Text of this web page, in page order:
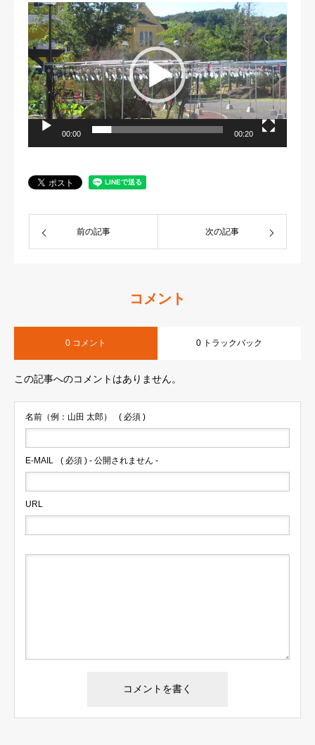
動
画
プ
レ
ー
ヤ
ー
00:00 00:20
前の記事 次の記事
コメント
0 コメント 0 トラックバック
この記事へのコメントはありません。
名前（例：山田 太郎） ( 必須 )
E-MAIL ( 必須 ) - 公開されません -
URL